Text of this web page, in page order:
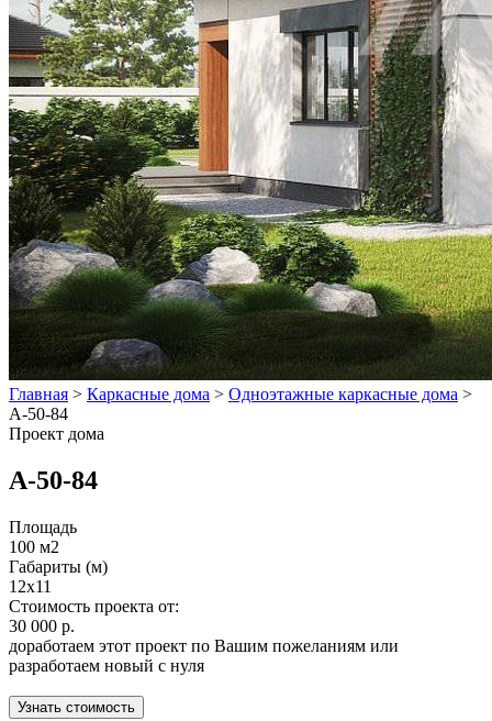
Главная > Каркасные дома > Одноэтажные каркасные дома >
А-50-84
Проект дома
А-50-84
Площадь
100 м2
Габариты (м)
12х11
Стоимость проекта от:
30 000 р.
доработаем этот проект по Вашим пожеланиям или
разработаем новый с нуля
Узнать стоимость